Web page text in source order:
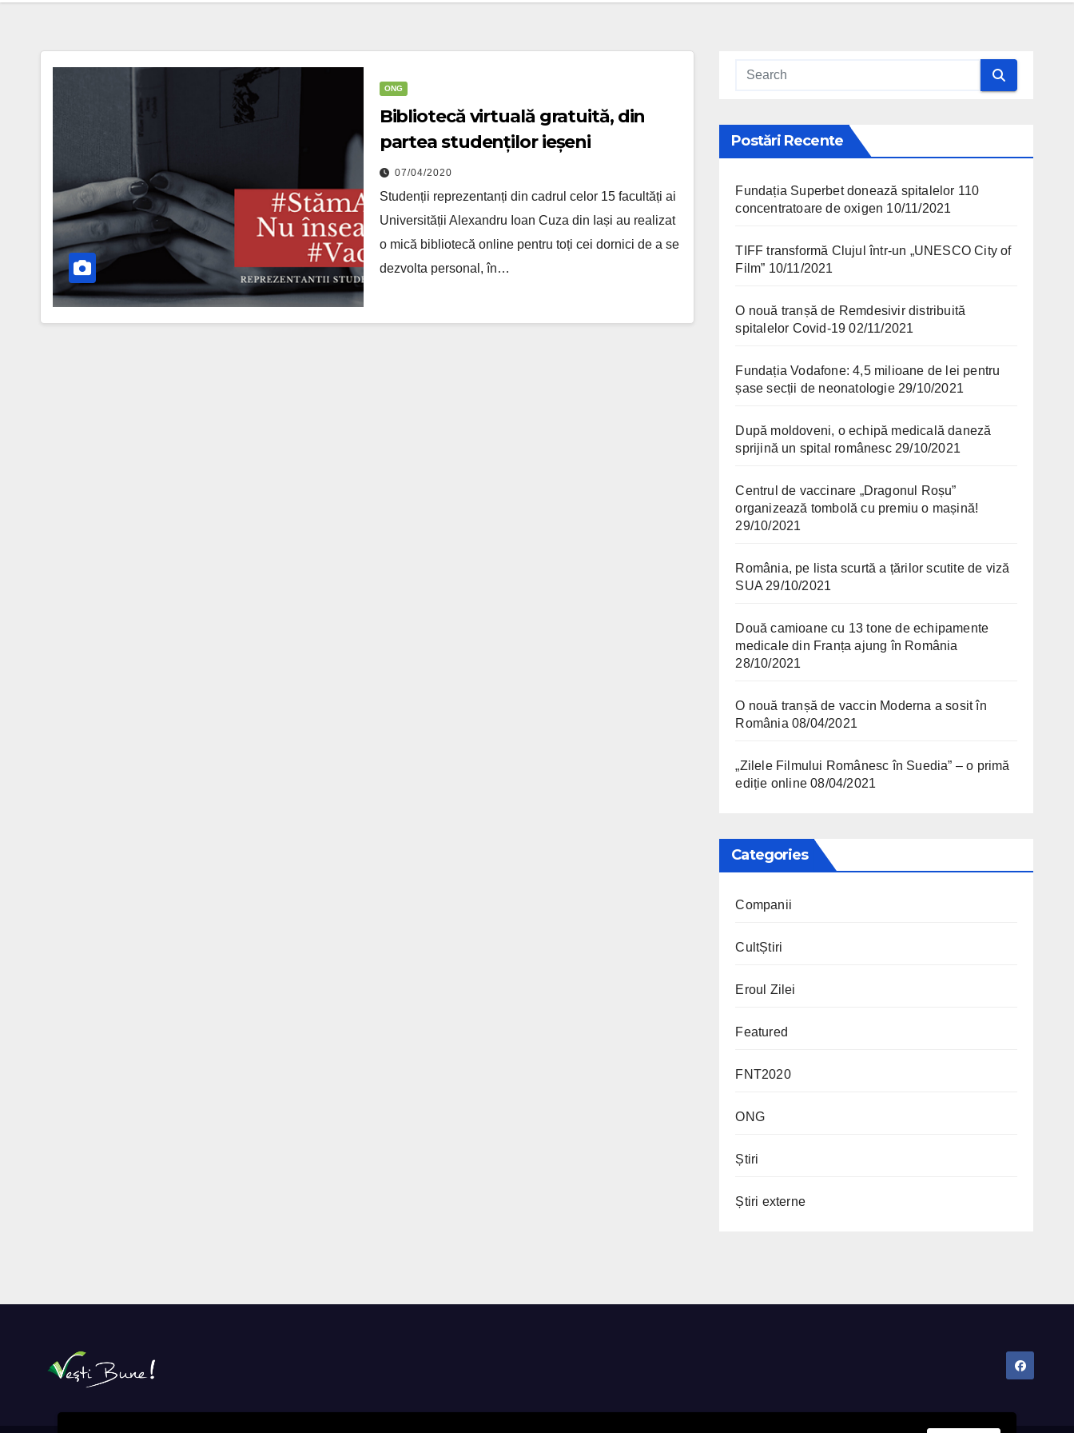
ONG
Bibliotecă virtuală gratuită, din
partea studenților ieșeni
07/04/2020
Studenții reprezentanți din cadrul celor 15 facultăți ai
Universității Alexandru Ioan Cuza din Iași au realizat
o mică bibliotecă online pentru toți cei dornici de a se
dezvolta personal, în…
Postări Recente
Fundația Superbet donează spitalelor 110
concentratoare de oxigen 10/11/2021
TIFF transformă Clujul într-un „UNESCO City of
Film” 10/11/2021
O nouă tranșă de Remdesivir distribuită
spitalelor Covid-19 02/11/2021
Fundația Vodafone: 4,5 milioane de lei pentru
șase secții de neonatologie 29/10/2021
După moldoveni, o echipă medicală daneză
sprijină un spital românesc 29/10/2021
Centrul de vaccinare „Dragonul Roșu”
organizează tombolă cu premiu o mașină!
29/10/2021
România, pe lista scurtă a țărilor scutite de viză
SUA 29/10/2021
Două camioane cu 13 tone de echipamente
medicale din Franța ajung în România
28/10/2021
O nouă tranșă de vaccin Moderna a sosit în
România 08/04/2021
„Zilele Filmului Românesc în Suedia” – o primă
ediție online 08/04/2021
Categories
Companii
CultȘtiri
Eroul Zilei
Featured
FNT2020
ONG
Știri
Știri externe